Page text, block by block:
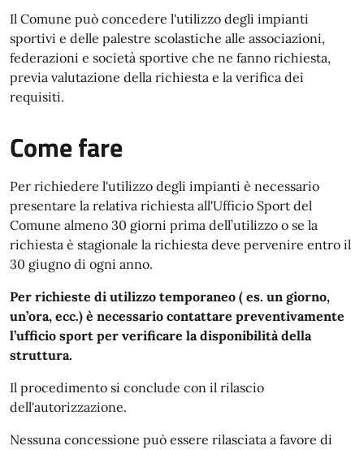
Il Comune può concedere l'utilizzo degli impianti
sportivi e delle palestre scolastiche alle associazioni,
federazioni e società sportive che ne fanno richiesta,
previa valutazione della richiesta e la verifica dei
requisiti.
Come fare
Per richiedere l'utilizzo degli impianti è necessario
presentare la relativa richiesta all'Ufficio Sport del
Comune almeno 30 giorni prima dell’utilizzo o se la
richiesta è stagionale la richiesta deve pervenire entro il
30 giugno di ogni anno.
Per richieste di utilizzo temporaneo ( es. un giorno,
un’ora, ecc.) è necessario contattare preventivamente
l’ufficio sport per verificare la disponibilità della
struttura.
Il procedimento si conclude con il rilascio
dell'autorizzazione.
Nessuna concessione può essere rilasciata a favore di